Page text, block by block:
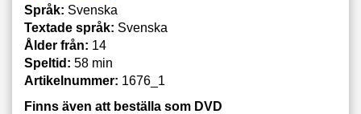
Språk: Svenska
Textade språk: Svenska
Ålder från: 14
Speltid: 58 min
Artikelnummer: 1676_1
Finns även att beställa som DVD